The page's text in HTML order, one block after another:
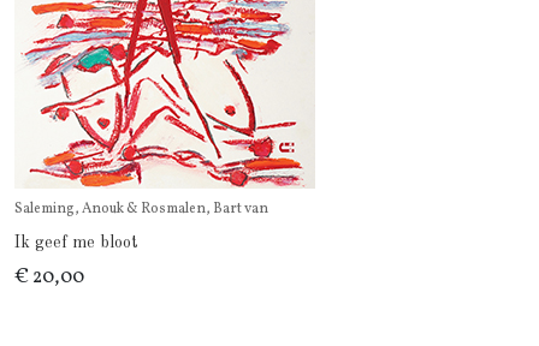
Saleming, Anouk & Rosmalen, Bart van
Ik geef me bloot
€ 20,00